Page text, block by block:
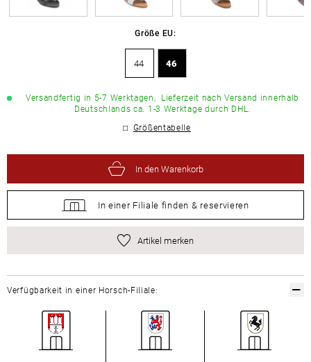
Größe EU:
44 46
Versandfertig in 5-7 Werktagen, Lieferzeit nach Versand innerhalb
Deutschlands ca. 1-3 Werktage durch DHL.
Größentabelle
In den Warenkorb
In einer Filiale finden & reservieren
Artikel merken
Verfügbarkeit in einer Horsch-Filiale: